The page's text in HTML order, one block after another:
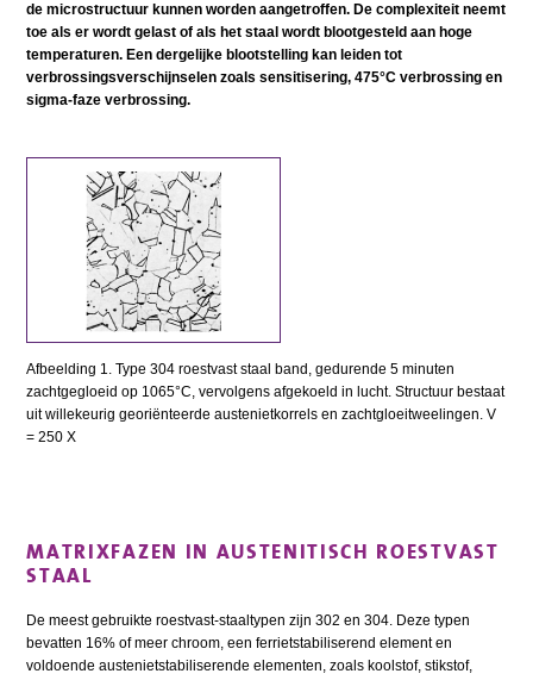
de microstructuur kunnen worden aangetroffen. De complexiteit neemt
toe als er wordt gelast of als het staal wordt blootgesteld aan hoge
temperaturen. Een dergelijke blootstelling kan leiden tot
verbrossingsverschijnselen zoals sensitisering, 475°C verbrossing en
sigma-faze verbrossing.
Afbeelding 1. Type 304 roestvast staal band, gedurende 5 minuten
zachtgegloeid op 1065°C, vervolgens afgekoeld in lucht. Structuur bestaat
uit willekeurig georiënteerde austenietkorrels en zachtgloeitweelingen. V
= 250 X
MATRIXFAZEN IN AUSTENITISCH ROESTVAST
STAAL
De meest gebruikte roestvast-staaltypen zijn 302 en 304. Deze typen
bevatten 16% of meer chroom, een ferrietstabiliserend element en
voldoende austenietstabiliserende elementen, zoals koolstof, stikstof,